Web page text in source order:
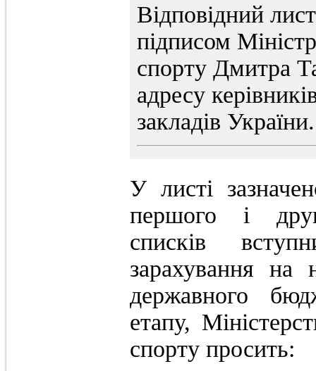
Відповідний
підписом
спорту Дмитра
адресу
закладів України.
У листі
першого і
списків
зарахування на
державного
етапу,
спорту просить: